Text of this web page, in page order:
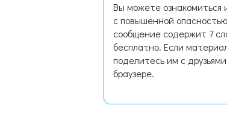
Вы можете ознакомиться
с повышенной
сообщение содержит 7
бесплатно. Если
поделитесь им с
браузере.